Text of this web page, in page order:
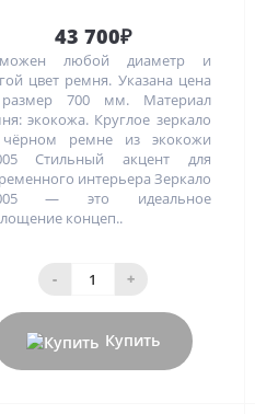
43 700₽
любой диаметр и
цвет ремня. Указана цена
700 мм. Материал
экокожа. Круглое зеркало
ремне из экокожи
Стильный акцент для
интерьера Зеркало
— это идеальное
концеп..
- +
Купить